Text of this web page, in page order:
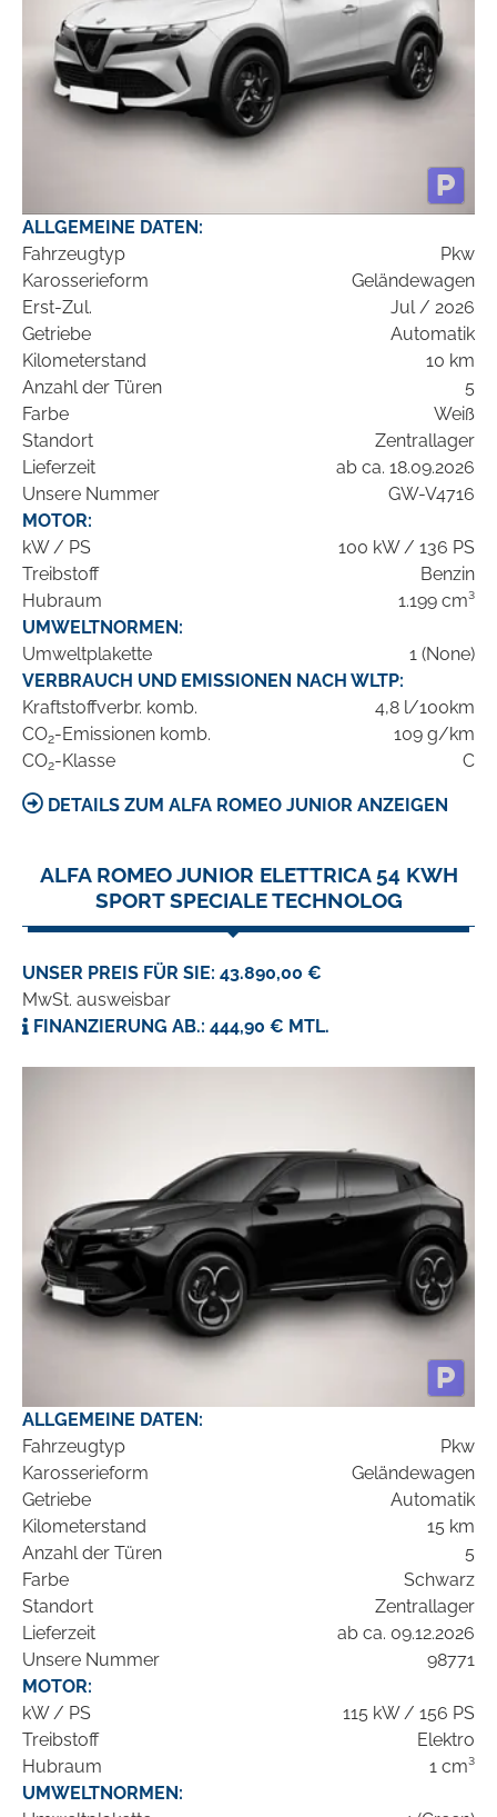
ALLGEMEINE DATEN:
Fahrzeugtyp
Pkw
Karosserieform
Geländewagen
Erst-Zul.
Jul / 2026
Getriebe
Automatik
Kilometerstand
10 km
Anzahl der Türen
5
Farbe
Weiß
Standort
Zentrallager
Lieferzeit
ab ca. 18.09.2026
Unsere Nummer
GW-V4716
MOTOR:
kW / PS
100 kW / 136 PS
Treibstoff
Benzin
Hubraum
1.199 cm³
UMWELTNORMEN:
Umweltplakette
1 (None)
VERBRAUCH UND EMISSIONEN NACH WLTP:
Kraftstoffverbr. komb.
4,8 l/100km
CO2-Emissionen komb.
109 g/km
CO2-Klasse C
DETAILS ZUM ALFA ROMEO JUNIOR ANZEIGEN
ALFA ROMEO JUNIOR ELETTRICA 54 KWH
SPORT SPECIALE TECHNOLOG
UNSER PREIS FÜR SIE: 43.890,00 €
MwSt. ausweisbar
FINANZIERUNG AB.: 444,90 € MTL.
ALLGEMEINE DATEN:
Fahrzeugtyp
Pkw
Karosserieform
Geländewagen
Getriebe
Automatik
Kilometerstand
15 km
Anzahl der Türen
5
Farbe
Schwarz
Standort
Zentrallager
Lieferzeit
ab ca. 09.12.2026
Unsere Nummer
98771
MOTOR:
kW / PS
115 kW / 156 PS
Treibstoff
Elektro
Hubraum
1 cm³
UMWELTNORMEN: